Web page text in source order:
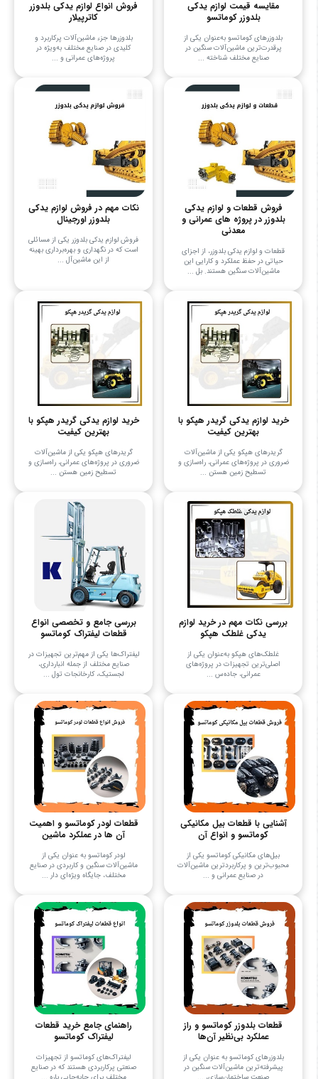
مقایسه قیمت لوازم یدکی
بلدوزر کوماتسو
بلدوزرهای کوماتسو به‌عنوان یکی از
پرقدرت‌ترین ماشین‌آلات سنگین در
صنایع مختلف شناخته ...
فروش انواع لوازم یدکی بلدوزر
کاترپیلار
بلدوزرها جزء ماشین‌آلات پرکاربرد و
کلیدی در صنایع مختلف به‌ویژه در
پروژه‌های عمرانی و ...
فروش قطعات و لوازم یدکی
بلدوزر در پروژه های عمرانی و
معدنی
قطعات و لوازم یدکی بلدوزر، از اجزای
حیاتی در حفظ عملکرد و کارایی این
ماشین‌آلات سنگین هستند. بل ...
نکات مهم در فروش لوازم یدکی
بلدوزر اورجینال
فروش لوازم یدکی بلدوزر یکی از مسائلی
است که در نگهداری و بهره‌برداری بهینه
از این ماشین‌آل ...
خرید لوازم یدکی گریدر هپکو با
بهترین کیفیت
گریدرهای هپکو یکی از ماشین‌آلات
ضروری در پروژه‌های عمرانی، راه‌سازی و
تسطیح زمین هستن ...
خرید لوازم یدکی گریدر هپکو با
بهترین کیفیت
گریدرهای هپکو یکی از ماشین‌آلات
ضروری در پروژه‌های عمرانی، راه‌سازی و
تسطیح زمین هستن ...
بررسی نکات مهم در خرید لوازم
یدکی غلطک هپکو
غلطک‌های هپکو به‌عنوان یکی از
اصلی‌ترین تجهیزات در پروژه‌های
عمرانی، جاده‌س ...
بررسی جامع و تخصصی انواع
قطعات لیفتراک کوماتسو
لیفتراک‌ها یکی از مهم‌ترین تجهیزات در
صنایع مختلف از جمله انبارداری،
لجستیک، کارخانجات تول ...
آشنایی با قطعات بیل مکانیکی
کوماتسو و انواع آن
بیل‌های مکانیکی کوماتسو یکی از
محبوب‌ترین و پرکاربردترین ماشین‌آلات
در صنایع عمرانی و ...
قطعات لودر کوماتسو و اهمیت
آن ها در عملکرد ماشین
لودر کوماتسو به عنوان یکی از
ماشین‌آلات سنگین و کاربردی در صنایع
مختلف، جایگاه ویژه‌ای دار ...
قطعات بلدوزر کوماتسو و راز
عملکرد بی‌نظیر آن‌ها
بلدوزرهای کوماتسو به عنوان یکی از
پیشرفته‌ترین ماشین‌آلات سنگین در
راهنمای جامع خرید قطعات
لیفتراک کوماتسو
لیفتراک‌های کوماتسو از تجهیزات
صنعتی پرکاربردی هستند که در صنایع